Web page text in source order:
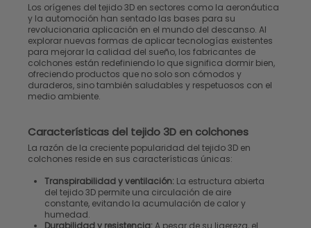
Los orígenes del tejido 3D en sectores como la aeronáutica
y la automoción han sentado las bases para su
revolucionaria aplicación en el mundo del descanso. Al
explorar nuevas formas de aplicar tecnologías existentes
para mejorar la calidad del sueño, los fabricantes de
colchones están redefiniendo lo que significa dormir bien,
ofreciendo productos que no solo son cómodos y
duraderos, sino también saludables y respetuosos con el
medio ambiente.
Características del tejido 3D en colchones
La razón de la creciente popularidad del tejido 3D en
colchones reside en sus características únicas:
Transpirabilidad y ventilación: La estructura abierta
del tejido 3D permite una circulación de aire
constante, evitando la acumulación de calor y
humedad.